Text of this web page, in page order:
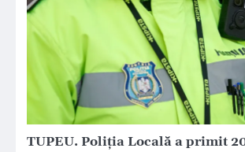
TUPEU. Poliția Locală a primit